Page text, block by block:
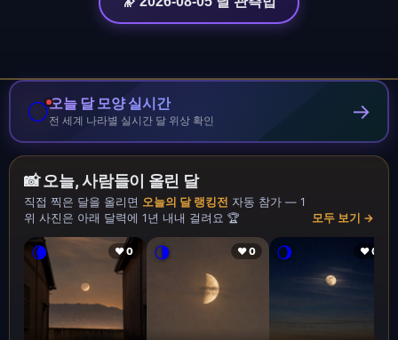
🌕오늘 달 모양 실시간
전 세계 나라별 실시간 달 위상 확인 →
📸 오늘, 사람들이 올린 달
직접 찍은 달을 올리면 오늘의 달 랭킹전 자동 참가 — 1
위 사진은 아래 달력에 1년 내내 걸려요 🏆
모두 보기 →
🌘 ❤ 0 🌗 ❤ 0 🌖 ❤ 0